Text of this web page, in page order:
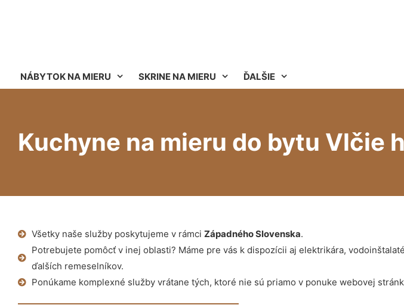
NÁBYTOK NA MIERU SKRINE NA MIERU ĎALŠIE
Kuchyne na mieru do bytu Vlčie
Všetky naše služby poskytujeme v rámci Západného Slovenska.
Potrebujete pomôcť v inej oblasti? Máme pre vás k dispozícii aj elektrikára,
ďalších remeselníkov.
Ponúkame komplexné služby vrátane tých, ktoré nie sú priamo v ponuke webovej